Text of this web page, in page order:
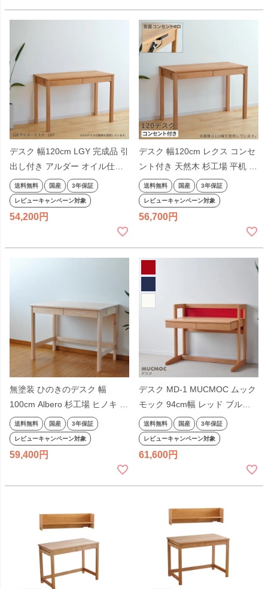
デスク 幅120cm LGY 完成品 引
出し付き アルダー オイル仕上
げ シンプル 天然木 学習机 平机
奥行きが浅い ナチュラル ヒノ
キ 杉工場 国産 テレワーク リモ
送料無料 国産 3年保証
レビューキャンペーン対象
54,200
デスク 幅120cm レクス コンセ
ント付き 天然木 杉工場 平机 学
習机 シンプル 120cm幅 引出し
付きリビング学習 抽斗付き ア
ルダー材 4口 日本製 国産 テレ
送料無料 国産 3年保証
レビューキャンペーン対象
56,700
無塗装 ひのきのデスク 幅
100cm Albero 杉工場 ヒノキ 平
机 学習机天然木 日本製 完成品
無垢材 集成材 白木 ナチュラル
100cm幅 国産 テレワーク リモ
送料無料 国産 3年保証
レビューキャンペーン対象
59,400
デスク MD-1 MUCMOC ムック
モック 94cm幅 レッド ブルー
ホワイト日本製 杉工場 オイル
仕上げ 天板昇降 リビング学習
机 コンパクト シンプル 国産 約
送料無料 国産 3年保証
レビューキャンペーン対象
61,600